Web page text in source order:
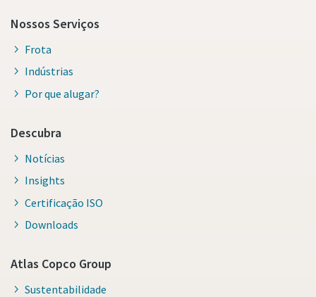
Nossos Serviços
Frota
Indústrias
Por que alugar?
Descubra
Notícias
Insights
Certificação ISO
Downloads
Atlas Copco Group
Sustentabilidade